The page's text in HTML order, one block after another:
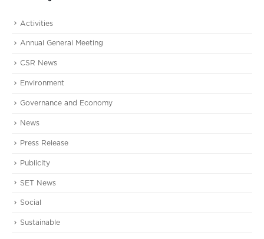
Activities
Annual General Meeting
CSR News
Environment
Governance and Economy
News
Press Release
Publicity
SET News
Social
Sustainable